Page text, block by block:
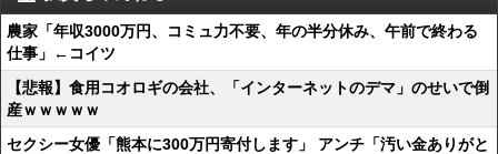
農家「年収3000万円、コミュ力不要、年の半分休み、午前で終わる
仕事」←コイツ
【悲報】食用コオロギの会社、「インターネットのデマ」のせいで倒
産ｗｗｗｗｗ
セクシー女優「熊本に300万円寄付します」 アンチ「汚い金ありがと